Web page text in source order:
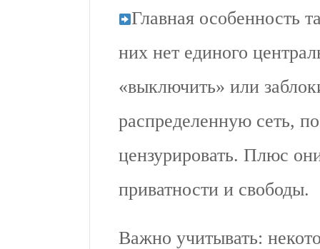
Главная особенность
них нет единого
«выключить» или
распределенную сеть,
цензурировать. Плюс
приватности и свободы.
Важно учитывать: